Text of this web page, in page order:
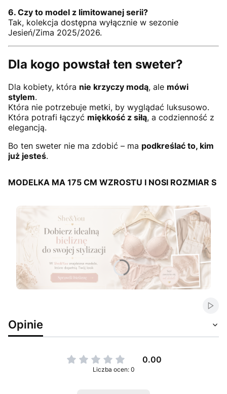
6. Czy to model z limitowanej serii?
Tak, kolekcja dostępna wyłącznie w sezonie
Jesień/Zima 2025/2026.
Dla kogo powstał ten sweter?
Dla kobiety, która nie krzyczy modą, ale mówi
stylem.
Która nie potrzebuje metki, by wyglądać luksusowo.
Która potrafi łączyć miękkość z siłą, a codzienność z
elegancją.
Bo ten sweter nie ma zdobić – ma podkreślać to, kim
już jesteś.
MODELKA MA 175 CM WZROSTU I NOSI ROZMIAR S
Opinie
0.00
Liczba ocen: 0